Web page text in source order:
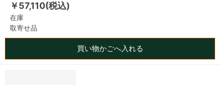
￥57,110(税込)
在庫
取寄せ品
買い物かごへ入れる